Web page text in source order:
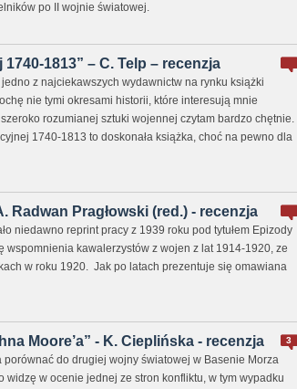
po II wojnie światowej.
1813” – C. Telp – recenzja
z najciekawszych wydawnictw na rynku książki
nie tymi okresami historii, które interesują mnie
rozumianej sztuki wojennej czytam bardzo chętnie.
1740-1813 to doskonała książka, choć na pewno dla
Radwan Pragłowski (red.) - recenzja
niedawno reprint pracy z 1939 roku pod tytułem Epizody
wspomnienia kawalerzystów z wojen z lat 1914-1920, ze
w roku 1920. Jak po latach prezentuje się omawiana
3
Moore’a” - K. Cieplińska - recenzja
do drugiej wojny światowej w Basenie Morza
widzę w ocenie jednej ze stron konfliktu, w tym wypadku